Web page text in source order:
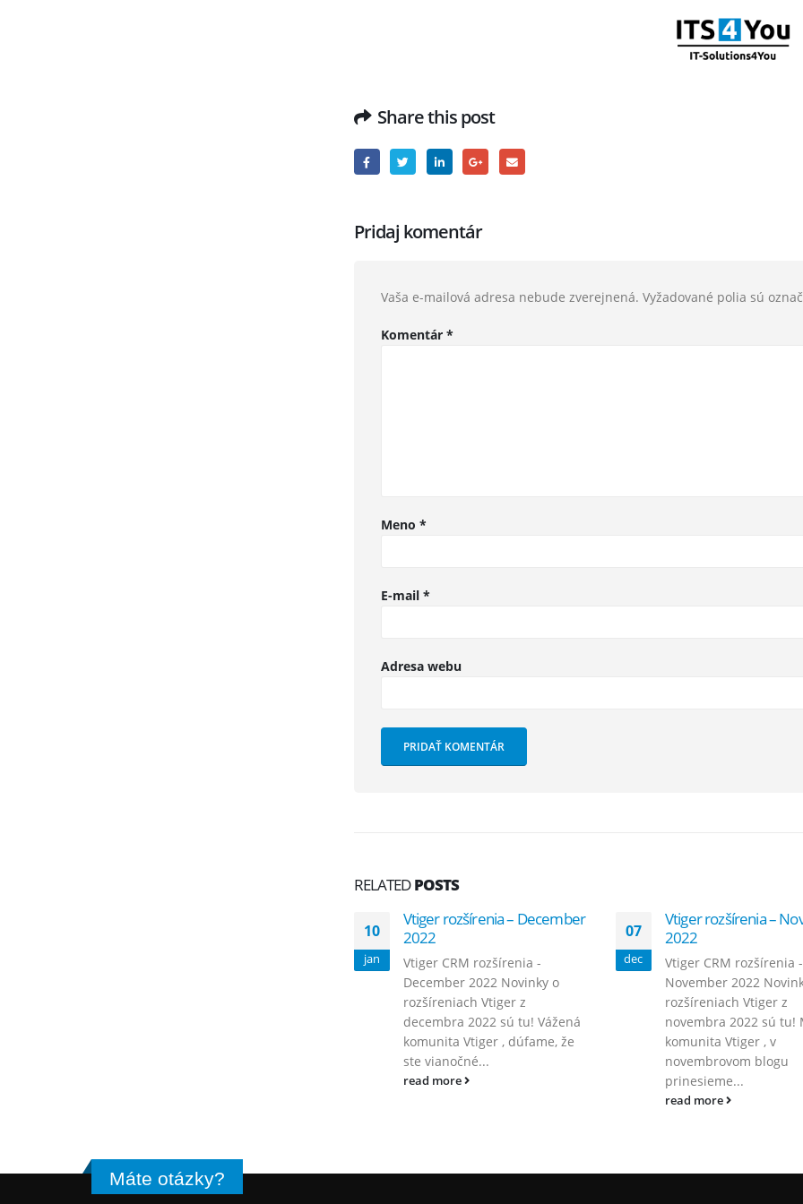
Share this post
Pridaj komentár
Vaša e-mailová adresa nebude zverejnená. Vyžadované polia sú
Komentár *
Meno *
E-mail *
Adresa webu
RELATEDPOSTS
10
jan
Vtiger rozšírenia – December
2022
Vtiger CRM rozšírenia -
December 2022 Novinky o
rozšíreniach Vtiger z
decembra 2022 sú tu! Vážená
komunita Vtiger , dúfame, že
ste vianočné...
read more
07
dec
Vtiger rozšírenia –
2022
Vtiger CRM rozšírenia -
November 2022
rozšíreniach Vtiger z
novembra 2022 sú tu!
komunita Vtiger , v
novembrovom blogu
prinesieme...
read more
Máte otázky?